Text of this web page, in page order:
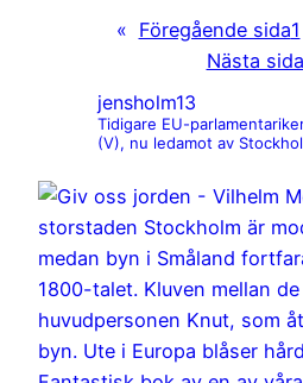
« Föregående sida1
Nästa sida
jensholm13
Tidigare EU-
(V), nu ledamot av